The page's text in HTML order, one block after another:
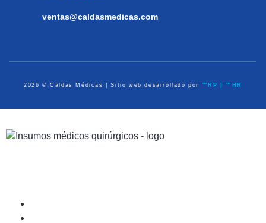
ventas@caldasmedicas.com
2026 © Caldas Médicas | Sitio web desarrollado por ™RP | ™HR